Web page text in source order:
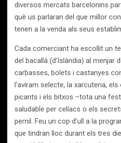
diversos mercats barcelonins
què us parlaran del que millor
tenen a la venda als seus
Cada comerciant ha escollit un
del bacallà (d’Islàndia) al menjar
carbasses, bolets i castanyes
l’aviram selecte, la xarcuteria,
picants i els bitxos –tota una
saludable per celíacs o els
pernil. Feu un cop d’ull a la
que tindran lloc durant els tres